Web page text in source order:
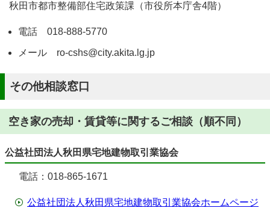
秋田市都市整備部住宅政策課（市役所本庁舎4階）
電話 018-888-5770
メール ro-cshs@city.akita.lg.jp
その他相談窓口
空き家の売却・賃貸等に関するご相談（順不同）
公益社団法人秋田県宅地建物取引業協会
電話：018-865-1671
公益社団法人秋田県宅地建物取引業協会ホームページ